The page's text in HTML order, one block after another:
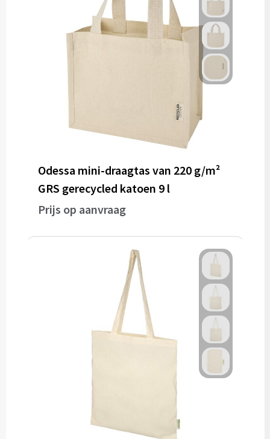
Odessa mini-draagtas van 220 g/m²
GRS gerecycled katoen 9 l
Prijs op aanvraag